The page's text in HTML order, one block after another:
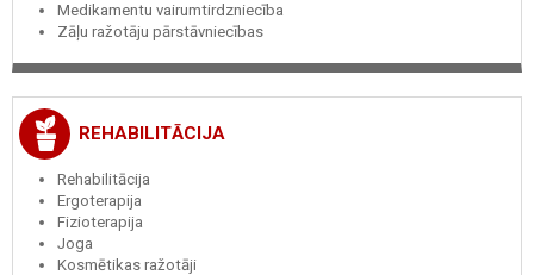
Medikamentu vairumtirdzniecība
Zāļu ražotāju pārstāvniecības
REHABILITĀCIJA
Rehabilitācija
Ergoterapija
Fizioterapija
Joga
Kosmētikas ražotāji